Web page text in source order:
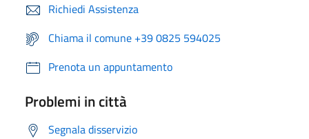
Richiedi Assistenza
Chiama il comune +39 0825 594025
Prenota un appuntamento
Problemi in città
Segnala disservizio